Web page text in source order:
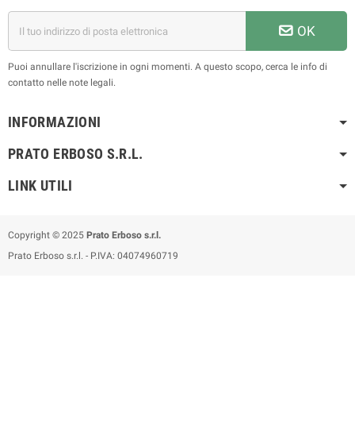
OK
Puoi annullare l'iscrizione in ogni momenti. A questo scopo, cerca le info di
contatto nelle note legali.
INFORMAZIONI
PRATO ERBOSO S.R.L.
LINK UTILI
Copyright © 2025 Prato Erboso s.r.l.
Prato Erboso s.r.l. - P.IVA: 04074960719